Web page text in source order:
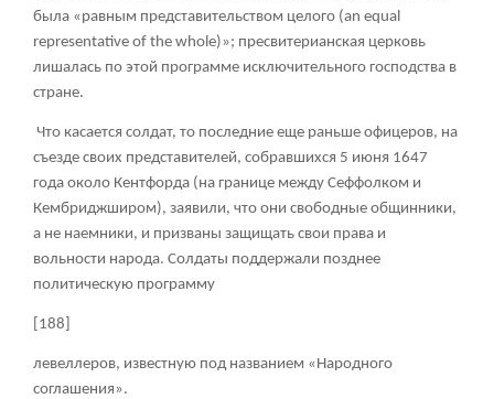
была «равным представительством целого (an equal
representative of the whole)»; пресвитерианская церковь
лишалась по этой программе исключительного господства в
стране.
Что касается солдат, то последние еще раньше офицеров, на
съезде своих представителей, собравшихся 5 июня 1647
года около Кентфорда (на границе между Сеффолком и
Кембриджширом), заявили, что они свободные общинники,
а не наемники, и призваны защищать свои права и
вольности народа. Солдаты поддержали позднее
политическую программу
[188]
левеллеров, известную под названием «Народного
соглашения».